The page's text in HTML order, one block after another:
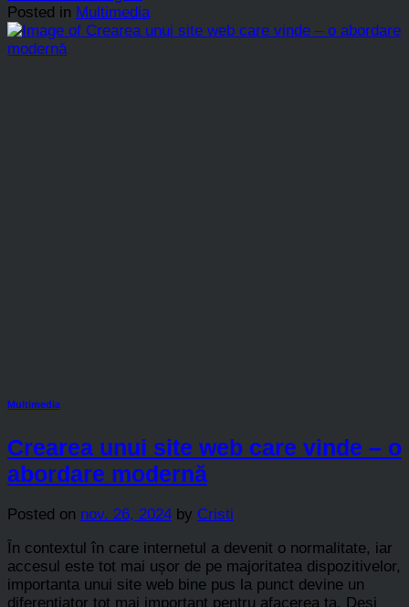
Posted in Multimedia
Multimedia
Crearea unui site web care vinde – o
abordare modernă
Posted on nov. 26, 2024 by Cristi
În contextul în care internetul a devenit o normalitate, iar
accesul este tot mai ușor de pe majoritatea dispozitivelor,
importanta unui site web bine pus la punct devine un
diferențiator tot mai important pentru afacerea ta. Deși